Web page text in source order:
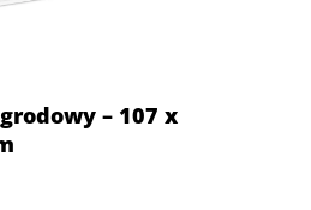
– 107 x